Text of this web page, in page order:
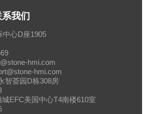
系我们
中心D座1905
hmi.com
hmi.com
智荟园D栋308房
EFC美国中心T4南楼610室